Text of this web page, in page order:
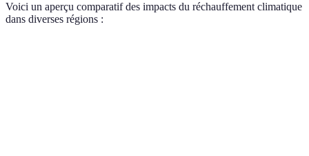
Voici un aperçu comparatif des impacts du réchauffement climatique
dans diverses régions :